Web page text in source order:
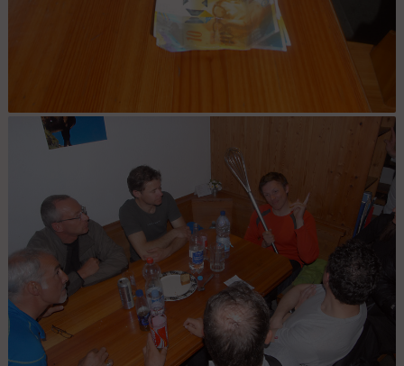
natescrocs : Natescrocs en Suisse...hasard ou coïncidence ?